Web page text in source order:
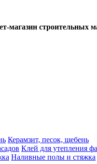
магазин строительных
Керамзит, песок, щебень
Клей для утепления
Наливные полы и стяжка